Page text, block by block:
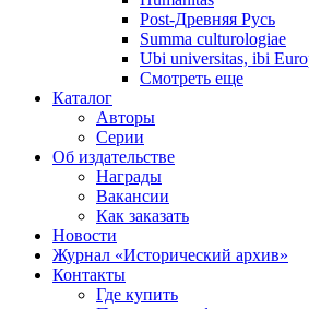
Post-Древняя Русь
Summa culturologiae
Ubi universitas, ibi
Смотреть еще
Каталог
Авторы
Серии
Об издательстве
Награды
Вакансии
Как заказать
Новости
Журнал «Исторический архив»‎
Контакты
Где купить